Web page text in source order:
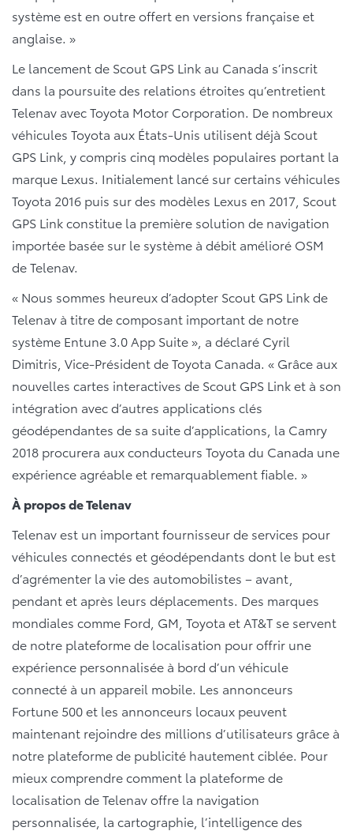
système est en outre offert en versions française et
anglaise. »
Le lancement de Scout GPS Link au Canada s’inscrit
dans la poursuite des relations étroites qu’entretient
Telenav avec Toyota Motor Corporation. De nombreux
véhicules Toyota aux États-Unis utilisent déjà Scout
GPS Link, y compris cinq modèles populaires portant la
marque Lexus. Initialement lancé sur certains véhicules
Toyota 2016 puis sur des modèles Lexus en 2017, Scout
GPS Link constitue la première solution de navigation
importée basée sur le système à débit amélioré OSM
de Telenav.
« Nous sommes heureux d’adopter Scout GPS Link de
Telenav à titre de composant important de notre
système Entune 3.0 App Suite », a déclaré Cyril
Dimitris, Vice-Président de Toyota Canada. « Grâce aux
nouvelles cartes interactives de Scout GPS Link et à son
intégration avec d’autres applications clés
géodépendantes de sa suite d’applications, la Camry
2018 procurera aux conducteurs Toyota du Canada une
expérience agréable et remarquablement fiable. »
À propos de Telenav
Telenav est un important fournisseur de services pour
véhicules connectés et géodépendants dont le but est
d’agrémenter la vie des automobilistes – avant,
pendant et après leurs déplacements. Des marques
mondiales comme Ford, GM, Toyota et AT&T se servent
de notre plateforme de localisation pour offrir une
expérience personnalisée à bord d’un véhicule
connecté à un appareil mobile. Les annonceurs
Fortune 500 et les annonceurs locaux peuvent
maintenant rejoindre des millions d’utilisateurs grâce à
notre plateforme de publicité hautement ciblée. Pour
mieux comprendre comment la plateforme de
localisation de Telenav offre la navigation
personnalisée, la cartographie, l’intelligence des